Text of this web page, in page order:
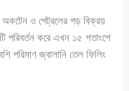
অকটেন ও পেট্রলের গড় বিক্রয়
পরিবর্তন করে এখন ১৫ শতাংশে
পরিমাণ জ্বালানি তেল ফিলিং